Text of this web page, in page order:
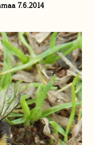
7.6.2014